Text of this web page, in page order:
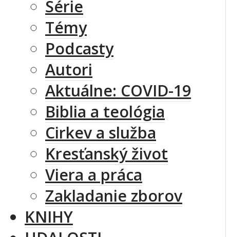
Série
Témy
Podcasty
Autori
Aktuálne: COVID-19
Biblia a teológia
Cirkev a služba
Kresťanský život
Viera a práca
Zakladanie zborov
KNIHY